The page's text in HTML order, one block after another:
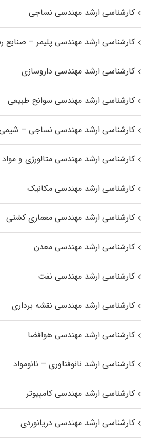
کارشناسی ارشد مهندسی نساجی
کارشناسی ارشد مهندسی پلیمر – صنایع
کارشناسی ارشد مهندسی داروسازی
کارشناسی ارشد مهندسی سوانح طبیعی
کارشناسی ارشد مهندسی نساجی –
کارشناسی ارشد مهندسی متالورژی و مواد
کارشناسی ارشد مهندسی مکانیک
کارشناسی ارشد مهندسی معماری کشتی
کارشناسی ارشد مهندسی معدن
کارشناسی ارشد مهندسی نفت
کارشناسی ارشد مهندسی نقشه برداری
کارشناسی ارشد مهندسی هوافضا
کارشناسی ارشد نانوفناوری – نانومواد
کارشناسی ارشد مهندسی کامپیوتر
کارشناسی ارشد مهندسی دریانوردی